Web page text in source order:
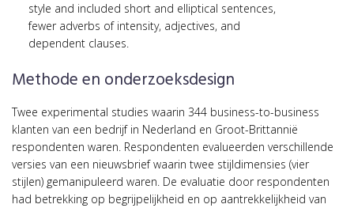
style and included short and elliptical sentences,
fewer adverbs of intensity, adjectives, and
dependent clauses.
Methode en onderzoeksdesign
Twee experimental studies waarin 344 business-to-business
klanten van een bedrijf in Nederland en Groot-Brittannië
respondenten waren. Respondenten evalueerden verschillende
versies van een nieuwsbrief waarin twee stijldimensies (vier
stijlen) gemanipuleerd waren. De evaluatie door respondenten
had betrekking op begrijpelijkheid en op aantrekkelijkheid van